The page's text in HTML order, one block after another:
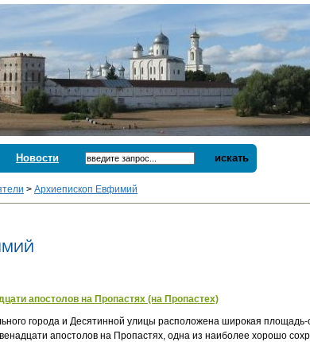
Новости искать
>Архиепископ Евфимий
апостолов на Пропастях (на Пропастех)
города и Десятинной улицы расположена широкая
апостолов на Пропастях, одна из наиболее хорошо